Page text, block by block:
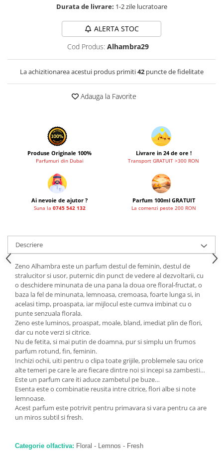
Athoor Al Alam
Frederic Patric
French Avenue
Grandeur Elite
Lattafa
Louis Varel
Maison Alhambra
Montage Brands
Nusuk
Rave
Riiffs
Vurv
Wadi al Khaleej
Zaien
Zirconia
Oferta Saptamanii
Mai Multe >>
Parfumuri Clona Originale
Puncte Cadou
Durata de livrare: 1-2 zile lucratoare
ALERTA STOC
Cod Produs: Alhambra29
La achizitionarea acestui produs primiti42puncte de fidelitate
Adauga la Favorite
Produse Originale 100%
Parfumuri din Dubai
Livrare in 24 de ore !
Transport GRATUIT >300 RON
Ai nevoie de ajutor ?
Suna la 0745 542 132
Parfum 100ml GRATUIT
La comenzi peste 200 RON
Descriere
Zeno Alhambra este un parfum destul de feminin, destul de
stralucitor si usor, puternic din punct de vedere al dezvoltarii, cu
o deschidere minunata de una pana la doua ore floral-fructat, o
baza la fel de minunata, lemnoasa, cremoasa, foarte lunga si, in
acelasi timp, proaspata, iar mijlocul este cumva imbinat cu o
punte senzuala florala.
Zeno este luminos, proaspat, moale, bland, imediat plin de flori,
dar cu note verzi si citrice.
Nu de fetita, si mai putin de doamna, pur si simplu un frumos
parfum rotund, fin, feminin.
Inchizi ochii, uiti pentru o clipa toate grijile, problemele sau orice
alte temeri pe care le are fiecare dintre noi si incepi sa zambesti…
Este un parfum care iti aduce zambetul pe buze…
Esenta este o combinatie reusita intre citrice, flori albe si note
lemnoase.
Acest parfum este potrivit pentru primavara si vara pentru ca are
un miros subtil si fresh.
Categorie olfactiva: Floral - Lemnos - Fresh